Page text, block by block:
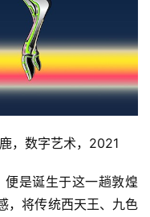
，数字艺术，2021
是诞生于这一趟敦煌
，将传统西天王、九色